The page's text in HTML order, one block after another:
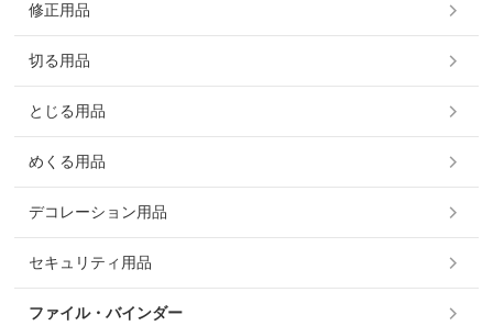
修正用品
切る用品
とじる用品
めくる用品
デコレーション用品
セキュリティ用品
ファイル・バインダー